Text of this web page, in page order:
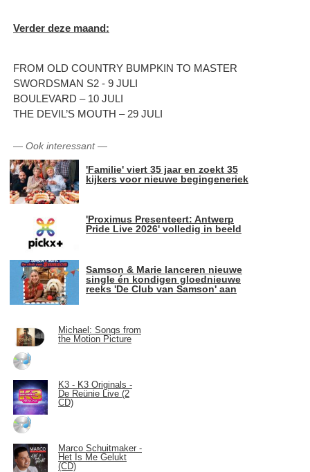
Verder deze maand:
FROM OLD COUNTRY BUMPKIN TO MASTER
SWORDSMAN S2 - 9 JULI
BOULEVARD – 10 JULI
THE DEVIL’S MOUTH – 29 JULI
— Ook interessant—
'Familie' viert 35 jaar en zoekt 35
kijkers voor nieuwe begingeneriek
'Proximus Presenteert: Antwerp
Pride Live 2026' volledig in beeld
Samson & Marie lanceren nieuwe
single én kondigen gloednieuwe
reeks 'De Club van Samson' aan
Michael: Songs from
the Motion Picture
K3 - K3 Originals -
De Reünie Live (2
CD)
Marco Schuitmaker -
Het Is Me Gelukt
(CD)